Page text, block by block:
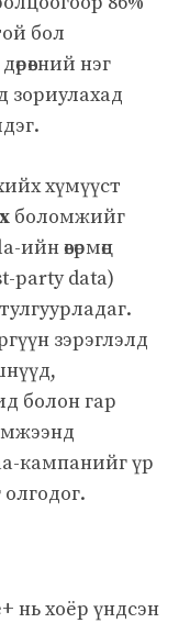
бол
нэг
зориулахад
хүмүүст
боломжийг
ийн өвөрмөц
party data)
зэрэглэлд
болон гар
кампанийг үр
нь хоёр үндсэн